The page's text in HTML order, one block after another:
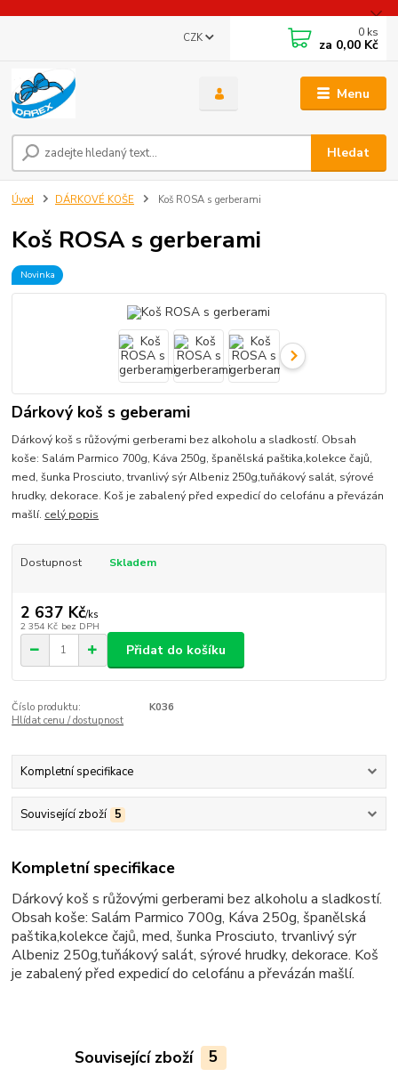
Menu
CZK
Hledat
0 ks
za 0,00 Kč
Úvod DÁRKOVÉ KOŠE Koš ROSA s gerberami
Koš ROSA s gerberami
Novinka
Dárkový koš s geberami
Dárkový koš s růžovými gerberami bez alkoholu a sladkostí. Obsah
koše: Salám Parmico 700g, Káva 250g, španělská paštika,kolekce čajů,
med, šunka Prosciuto, trvanlivý sýr Albeniz 250g,tuňákový salát, sýrové
hrudky, dekorace. Koš je zabalený před expedicí do celofánu a převázán
mašlí. celý popis
Dostupnost Skladem
2 637 Kč/ks
2 354 Kč bez DPH
Přidat do košíku
Číslo produktu:
K036
Hlídat cenu / dostupnost
Kompletní specifikace
Související zboží 5
Kompletní specifikace
Dárkový koš s růžovými gerberami bez alkoholu a sladkostí.
Obsah koše: Salám Parmico 700g, Káva 250g, španělská
paštika,kolekce čajů, med, šunka Prosciuto, trvanlivý sýr
Albeniz 250g,tuňákový salát, sýrové hrudky, dekorace. Koš
je zabalený před expedicí do celofánu a převázán mašlí.
Související zboží 5